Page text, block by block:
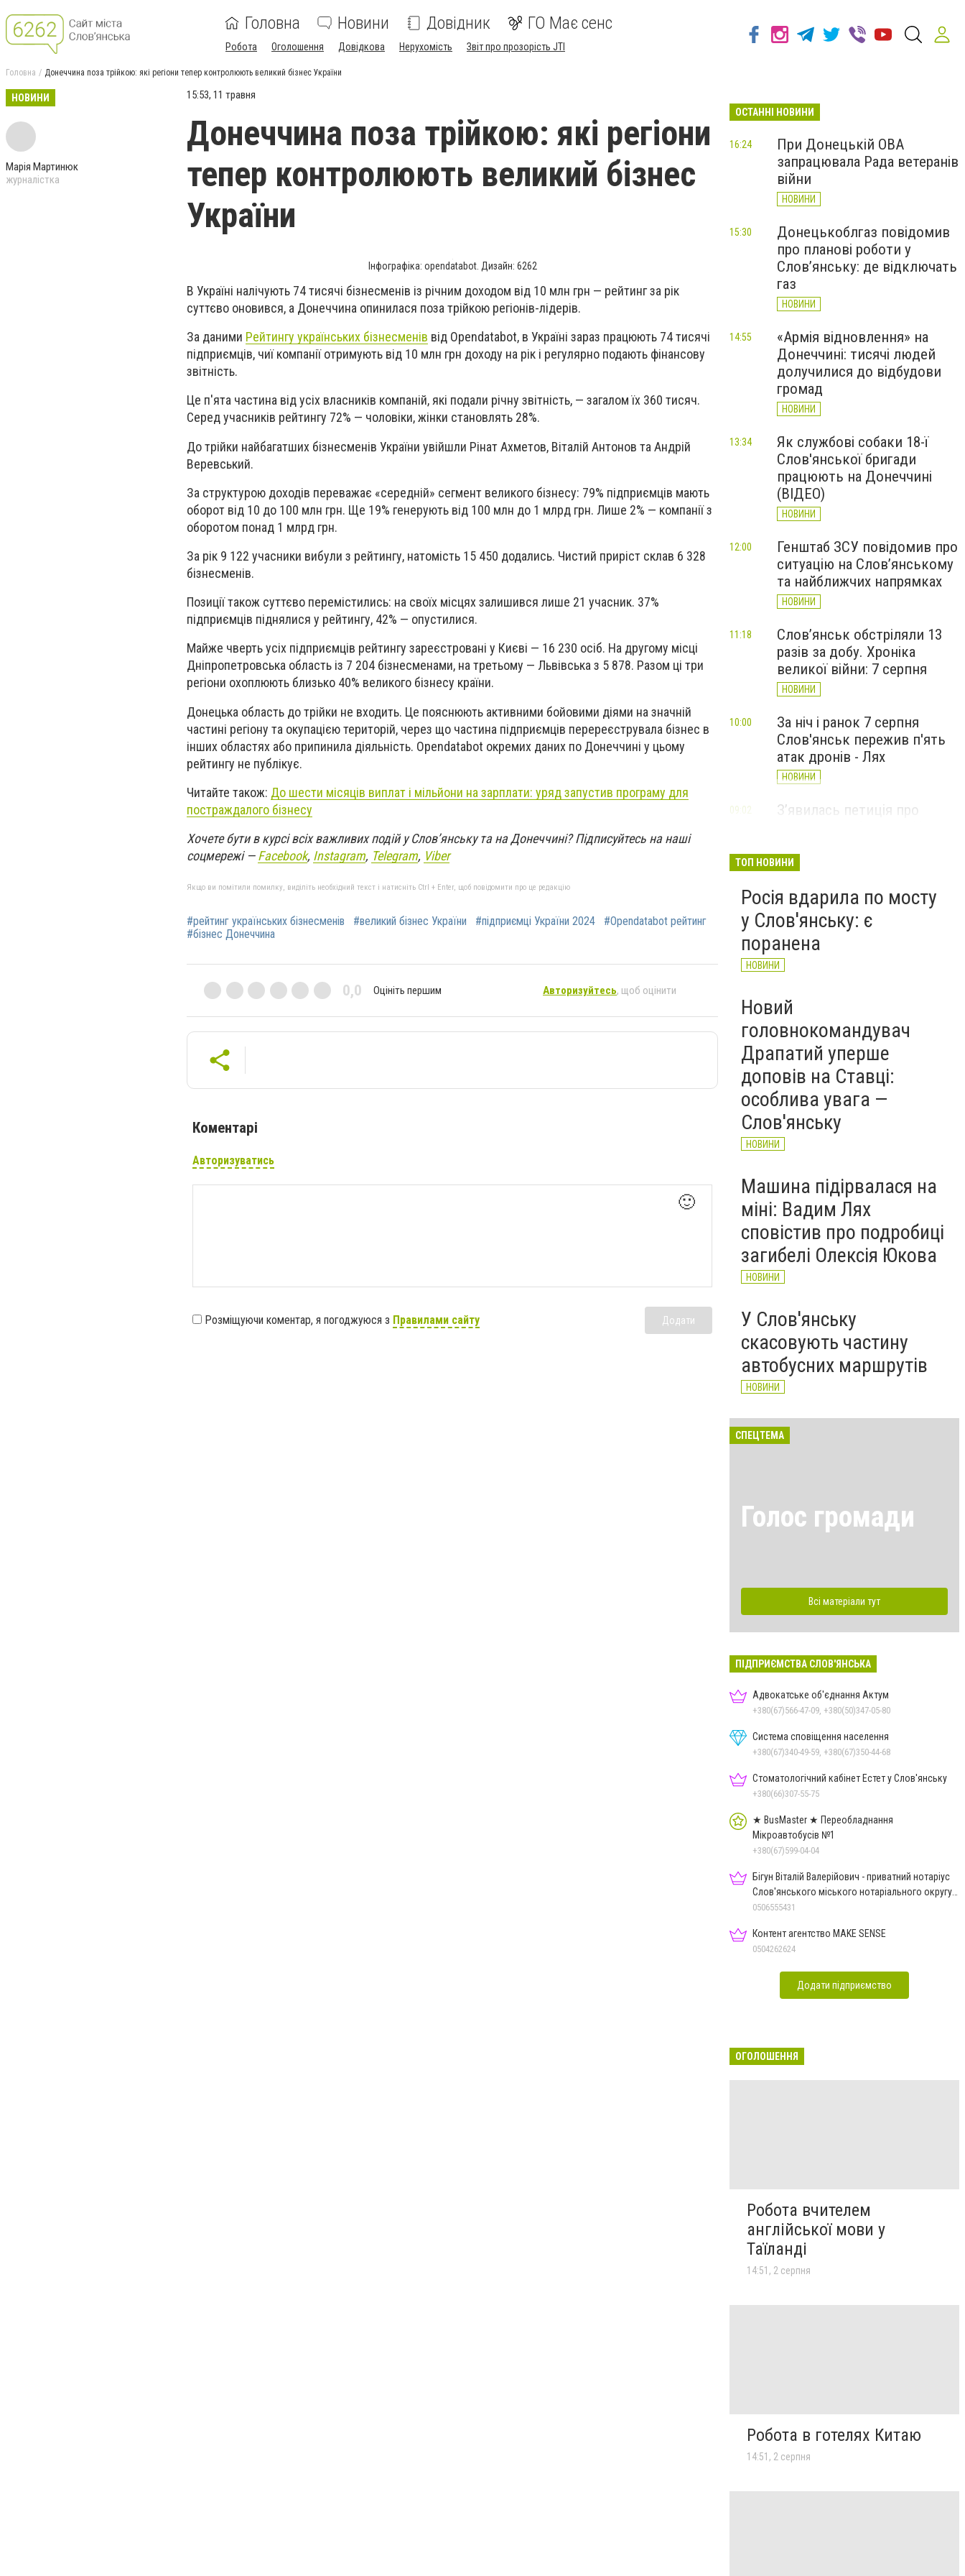
Головна Новини Довідник ГО Має сенс
Робота Оголошення Довідкова Нерухомість Звіт про прозорість JTI
Головна Донеччина поза трійкою: які регіони тепер контролюють великий бізнес України
НОВИНИ
Марія Мартинюк
журналістка
15:53, 11 травня
Донеччина поза трійкою: які регіони
тепер контролюють великий бізнес
України
Інфографіка: opendatabot. Дизайн: 6262
В Україні налічують 74 тисячі бізнесменів із річним доходом від 10 млн грн — рейтинг за рік
суттєво оновився, а Донеччина опинилася поза трійкою регіонів-лідерів.
За даними Рейтингу українських бізнесменів від Opendatabot, в Україні зараз працюють 74 тисячі
підприємців, чиї компанії отримують від 10 млн грн доходу на рік і регулярно подають фінансову
звітність.
Це п'ята частина від усіх власників компаній, які подали річну звітність, — загалом їх 360 тисяч.
Серед учасників рейтингу 72% — чоловіки, жінки становлять 28%.
До трійки найбагатших бізнесменів України увійшли Рінат Ахметов, Віталій Антонов та Андрій
Веревський.
За структурою доходів переважає «середній» сегмент великого бізнесу: 79% підприємців мають
оборот від 10 до 100 млн грн. Ще 19% генерують від 100 млн до 1 млрд грн. Лише 2% — компанії з
оборотом понад 1 млрд грн.
За рік 9 122 учасники вибули з рейтингу, натомість 15 450 додались. Чистий приріст склав 6 328
бізнесменів.
Позиції також суттєво перемістились: на своїх місцях залишився лише 21 учасник. 37%
підприємців піднялися у рейтингу, 42% — опустилися.
Майже чверть усіх підприємців рейтингу зареєстровані у Києві — 16 230 осіб. На другому місці
Дніпропетровська область із 7 204 бізнесменами, на третьому — Львівська з 5 878. Разом ці три
регіони охоплюють близько 40% великого бізнесу країни.
Донецька область до трійки не входить. Це пояснюють активними бойовими діями на значній
частині регіону та окупацією територій, через що частина підприємців перереєструвала бізнес в
інших областях або припинила діяльність. Opendatabot окремих даних по Донеччині у цьому
рейтингу не публікує.
Читайте також: До шести місяців виплат і мільйони на зарплати: уряд запустив програму для
постраждалого бізнесу
Хочете бути в курсі всіх важливих подій у Слов’янську та на Донеччині?Підписуйтесь на наші
соцмережі —Facebook, Instagram, Telegram, Viber
Якщо ви помітили помилку, виділіть необхідний текст і натисніть Ctrl + Enter, щоб повідомити про це редакцію
#рейтинг українських бізнесменів #великий бізнес України #підприємці України 2024
#Opendatabot рейтинг
#бізнес Донеччина
0,0 Оцініть першим Авторизуйтесь, щоб оцінити
Коментарі
Авторизуватись
🙂
Розміщуючи коментар, я погоджуюся з Правилами сайту Додати
ОСТАННІ НОВИНИ
При Донецькій ОВА
запрацювала Рада ветеранів
війни
НОВИНИ
16:24
Донецькоблгаз повідомив
про планові роботи у
Слов’янську: де відключать
газ
НОВИНИ
15:30
«Армія відновлення» на
Донеччині: тисячі людей
долучилися до відбудови
громад
НОВИНИ
14:55
Як службові собаки 18-ї
Слов'янської бригади
працюють на Донеччині
(ВІДЕО)
НОВИНИ
13:34
Генштаб ЗСУ повідомив про
ситуацію на Слов’янському
та найближчих напрямках
НОВИНИ
12:00
Слов’янськ обстріляли 13
разів за добу. Хроніка
великої війни: 7 серпня
НОВИНИ
11:18
За ніч і ранок 7 серпня
Слов'янськ пережив п'ять
атак дронів - Лях
НОВИНИ
10:00
З’явилась петиція про
(посмертно)
09:02
ТОП НОВИНИ
Росія вдарила по мосту
у Слов'янську: є
поранена
НОВИНИ
Новий
головнокомандувач
Драпатий уперше
доповів на Ставці:
особлива увага —
Слов'янську
НОВИНИ
Машина підірвалася на
міні: Вадим Лях
сповістив про подробиці
загибелі Олексія Юкова
НОВИНИ
У Слов'янську
скасовують частину
автобусних маршрутів
НОВИНИ
СПЕЦТЕМА
Голос громади
Всі матеріали тут
ПІДПРИЄМСТВА СЛОВ'ЯНСЬКА
Адвокатське об'єднання Актум
+380(67)566-47-09, +380(50)347-05-80
Система сповіщення населення
+380(67)340-49-59, +380(67)350-44-68
Стоматологічний кабінет Естет у Слов'янську
+380(66)307-55-75
★ BusMaster ★ Переобладнання
Мікроавтобусів №1
+380(67)599-04-04
Бігун Віталій Валерійович - приватний нотаріус
Слов'янського міського нотаріального округу
Дон.обл.
0506555431
Контент агентство MAKE SENSE
0504262624
Додати підприємство
ОГОЛОШЕННЯ
Робота вчителем
англійської мови у
Таїланді
14:51, 2 серпня
Робота в готелях Китаю
14:51, 2 серпня